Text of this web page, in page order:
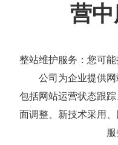
营
整站维护服务：您可
公司为企业提供网
包括网站运营状态跟
面调整、新技术采用